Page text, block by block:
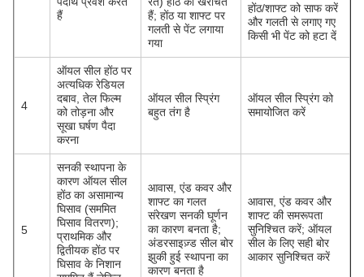
हैं
हैं; होंठ या शाफ्ट पर
गलती से पेंट लगाया
गया
होंठ/शाफ्ट को साफ करें
और गलती से लगाए गए
किसी भी पेंट को हटा दें
4
ऑयल सील होंठ पर
अत्यधिक रेडियल
दबाव, तेल फिल्म
को तोड़ना और
सूखा घर्षण पैदा
करना
ऑयल सील स्प्रिंग
बहुत तंग है
ऑयल सील स्प्रिंग को
समायोजित करें
5
सनकी स्थापना के
कारण ऑयल सील
होंठ का असामान्य
घिसाव (सममित
घिसाव वितरण);
प्राथमिक और
द्वितीयक होंठ पर
घिसाव के निशान
आवास, एंड कवर और
शाफ्ट का गलत
संरेखण सनकी घूर्णन
का कारण बनता है;
अंडरसाइज़्ड सील बोर
झुकी हुई स्थापना का
कारण बनता है
आवास, एंड कवर और
शाफ्ट की समरूपता
सुनिश्चित करें; ऑयल
सील के लिए सही बोर
आकार सुनिश्चित करें